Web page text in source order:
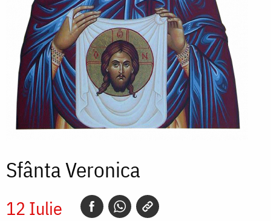
Sfânta Veronica
12 Iulie